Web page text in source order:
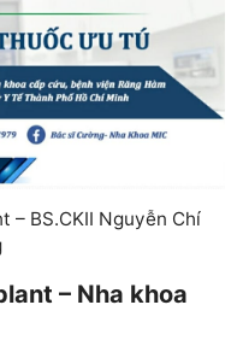
– BS.CKII Nguyễn Chí
– Nha khoa